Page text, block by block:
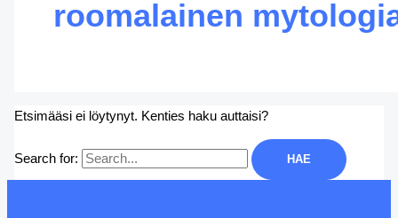
roomalainen
Etsimääsi ei löytynyt. Kenties haku auttaisi?
Search for: